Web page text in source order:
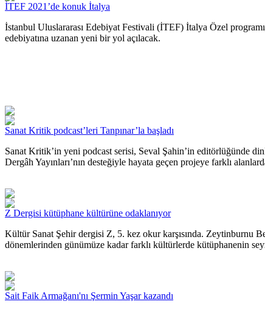
İTEF 2021’de konuk İtalya
İstanbul Uluslararası Edebiyat Festivali (İTEF) İtalya Özel
edebiyatına uzanan yeni bir yol açılacak.
Sanat Kritik podcast’leri Tanpınar’la başladı
Sanat Kritik’in yeni podcast serisi, Seval Şahin’in editörlüğünde
Dergâh Yayınları’nın desteğiyle hayata geçen projeye farklı
Z Dergisi kütüphane kültürüne odaklanıyor
Kültür Sanat Şehir dergisi Z, 5. kez okur karşısında. Zeytinburnu
dönemlerinden günümüze kadar farklı kültürlerde kütüphanenin
Sait Faik Armağanı'nı Şermin Yaşar kazandı